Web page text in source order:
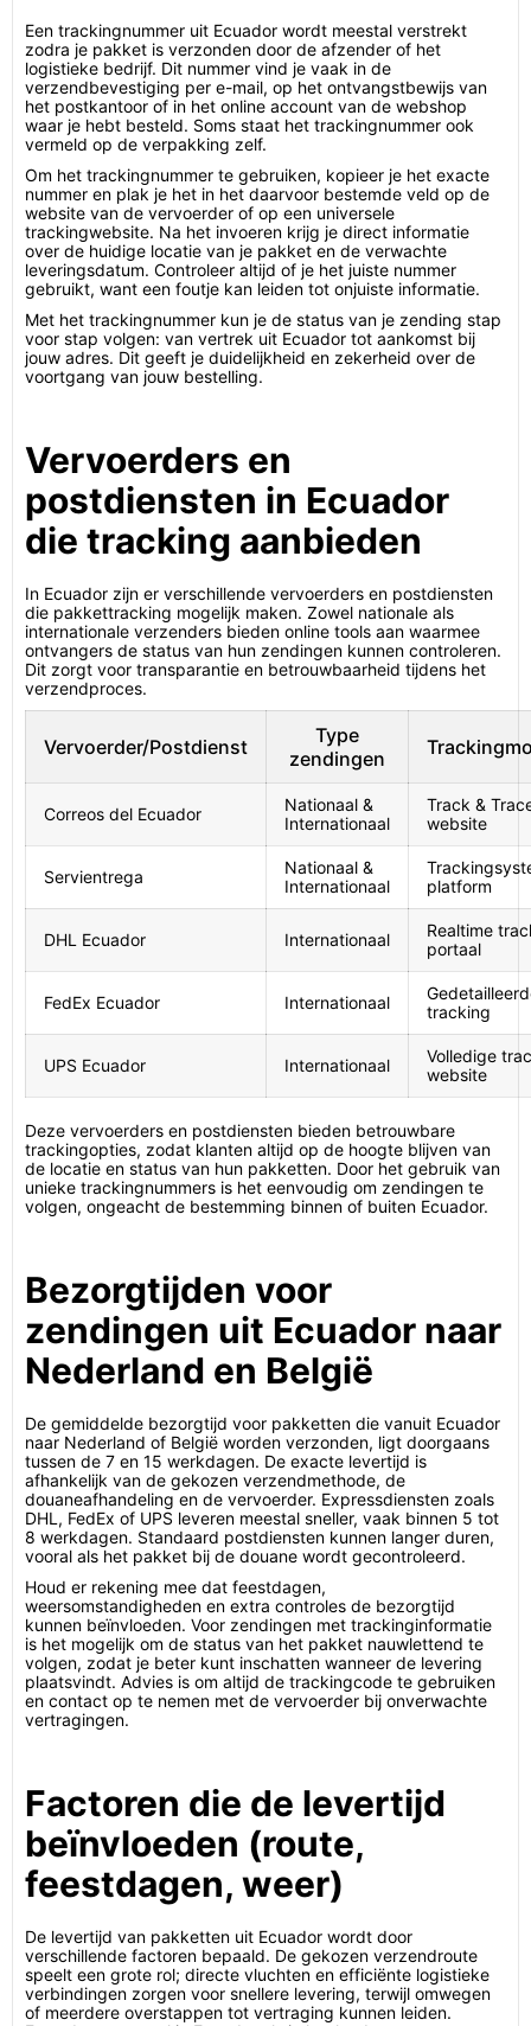
Een trackingnummer uit Ecuador wordt meestal verstrekt
zodra je pakket is verzonden door de afzender of het
logistieke bedrijf. Dit nummer vind je vaak in de
verzendbevestiging per e-mail, op het ontvangstbewijs van
het postkantoor of in het online account van de webshop
waar je hebt besteld. Soms staat het trackingnummer ook
vermeld op de verpakking zelf.
Om het trackingnummer te gebruiken, kopieer je het exacte
nummer en plak je het in het daarvoor bestemde veld op de
website van de vervoerder of op een universele
trackingwebsite. Na het invoeren krijg je direct informatie
over de huidige locatie van je pakket en de verwachte
leveringsdatum. Controleer altijd of je het juiste nummer
gebruikt, want een foutje kan leiden tot onjuiste informatie.
Met het trackingnummer kun je de status van je zending stap
voor stap volgen: van vertrek uit Ecuador tot aankomst bij
jouw adres. Dit geeft je duidelijkheid en zekerheid over de
voortgang van jouw bestelling.
Vervoerders en
postdiensten in Ecuador
die tracking aanbieden
In Ecuador zijn er verschillende vervoerders en postdiensten
die pakkettracking mogelijk maken. Zowel nationale als
internationale verzenders bieden online tools aan waarmee
ontvangers de status van hun zendingen kunnen controleren.
Dit zorgt voor transparantie en betrouwbaarheid tijdens het
verzendproces.
Vervoerder/Postdienst
Type
zendingen
Correos del Ecuador
Nationaal &
Internationaal
Track &
website
Servientrega
Nationaal &
Internationaal
platform
DHL Ecuador Internationaal
Realtime
portaal
FedEx Ecuador Internationaal
tracking
UPS Ecuador Internationaal
Volledige
website
Deze vervoerders en postdiensten bieden betrouwbare
trackingopties, zodat klanten altijd op de hoogte blijven van
de locatie en status van hun pakketten. Door het gebruik van
unieke trackingnummers is het eenvoudig om zendingen te
volgen, ongeacht de bestemming binnen of buiten Ecuador.
Bezorgtijden voor
zendingen uit Ecuador naar
Nederland en België
De gemiddelde bezorgtijd voor pakketten die vanuit Ecuador
naar Nederland of België worden verzonden, ligt doorgaans
tussen de 7 en 15 werkdagen. De exacte levertijd is
afhankelijk van de gekozen verzendmethode, de
douaneafhandeling en de vervoerder. Expressdiensten zoals
DHL, FedEx of UPS leveren meestal sneller, vaak binnen 5 tot
8 werkdagen. Standaard postdiensten kunnen langer duren,
vooral als het pakket bij de douane wordt gecontroleerd.
Houd er rekening mee dat feestdagen,
weersomstandigheden en extra controles de bezorgtijd
kunnen beïnvloeden. Voor zendingen met trackinginformatie
is het mogelijk om de status van het pakket nauwlettend te
volgen, zodat je beter kunt inschatten wanneer de levering
plaatsvindt. Advies is om altijd de trackingcode te gebruiken
en contact op te nemen met de vervoerder bij onverwachte
vertragingen.
Factoren die de levertijd
beïnvloeden (route,
feestdagen, weer)
De levertijd van pakketten uit Ecuador wordt door
verschillende factoren bepaald. De gekozen verzendroute
speelt een grote rol; directe vluchten en efficiënte logistieke
verbindingen zorgen voor snellere levering, terwijl omwegen
of meerdere overstappen tot vertraging kunnen leiden.